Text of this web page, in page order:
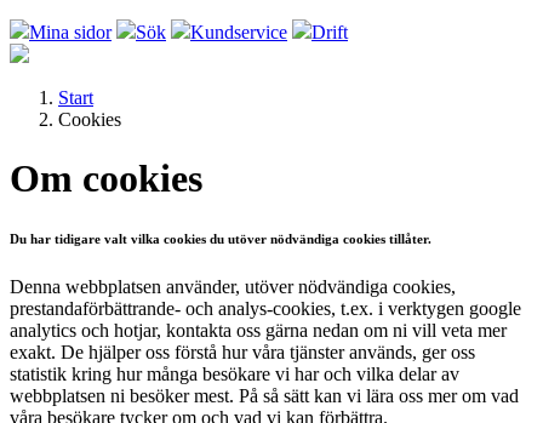
Mina sidor Sök Kundservice Drift
Start
Cookies
Om cookies
Du har tidigare valt vilka cookies du utöver nödvändiga cookies tillåter.
Denna webbplatsen använder, utöver nödvändiga cookies,
prestandaförbättrande- och analys-cookies, t.ex. i verktygen google
analytics och hotjar, kontakta oss gärna nedan om ni vill veta mer
exakt. De hjälper oss förstå hur våra tjänster används, ger oss
statistik kring hur många besökare vi har och vilka delar av
webbplatsen ni besöker mest. På så sätt kan vi lära oss mer om vad
våra besökare tycker om och vad vi kan förbättra.